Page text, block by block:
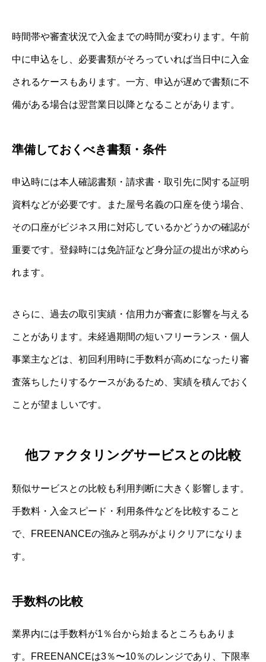
時間帯や審査状況で入金までの時間が変わります。午前
中に申込をし、必要書類がそろっていれば当日中に入金
されるケースもあります。一方、申込が遅めで書類に不
備がある場合は翌営業日以降となることがあります。
準備しておくべき書類・条件
申込時には本人確認書類・請求書・取引先に関する証明
資料などが必要です。また屋号名義の口座を使う場合、
その口座がビジネス用に対応しているかどうかの確認が
重要です。登録時には免許証など身分証の提出が求めら
れます。
さらに、過去の取引実績・信用力が審査に影響を与える
ことがあります。未経過期間の短いフリーランス・個人
事業主などは、初回利用時に手数料が高めになったり審
査落ちしたりするケースがあるため、実績を積んでおく
ことが望ましいです。
他ファクタリングサービスとの比較
類似サービスとの比較も利用判断に大きく影響します。
手数料・入金スピード・利用条件などを比較すること
で、FREENANCEの強みと弱みがよりクリアになりま
す。
手数料の比較
業界内には手数料が1％台から始まるところもありま
す。FREENANCEは3％〜10％のレンジであり、下限率